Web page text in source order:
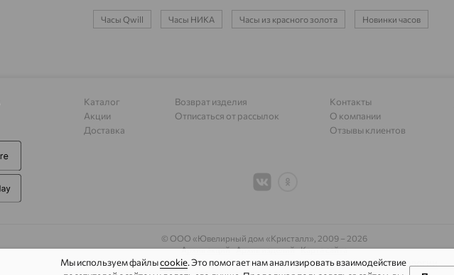
Часы Qwill Часы НИКА Часы из красного золота Новинки часов
Каталог
Акции
Доставка
Возврат изделия
Отписаться от рассылок
Контакты
О компании
Отзывы клиентов
© ООО «Ювелирный дом «Кристалл», 2009– 2026
Архив акций Архив изделий Карта сайта
На информационном ресурсе применяютсярекомендательные технологии
Мы используем файлыcookie. Это помогает нам анализировать взаимодействие
Алдан доставка
доставка
Алупка доставка